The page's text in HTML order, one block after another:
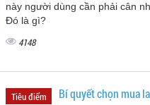
này người dùng cần phải cân
Đó là gì?
4148
Tiêu điểm Bí quyết chọn mua